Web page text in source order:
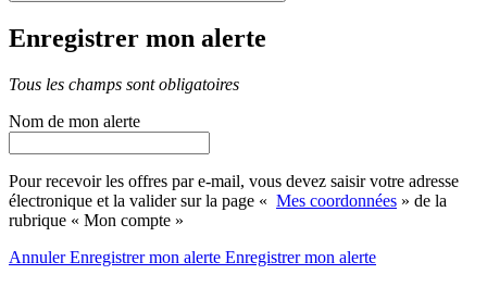
Enregistrer mon alerte
Tous les champs sont obligatoires
Nom de mon alerte
Pour recevoir les offres par e-mail, vous devez saisir votre adresse
électronique et la valider sur la page « Mes coordonnées » de la
rubrique « Mon compte »
AnnulerEnregistrer mon alerte Enregistrermon alerte